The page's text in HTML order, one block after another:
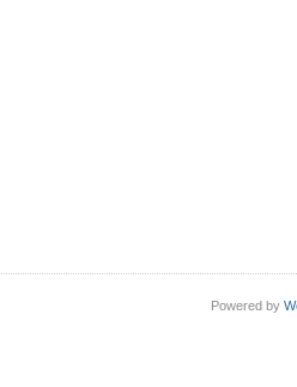
Powered by